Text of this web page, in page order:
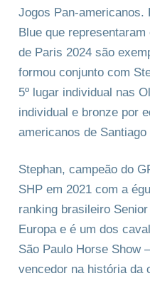
Jogos Pan-americanos.
Blue que
de Paris 2024 são
formou conjunto com
5º lugar individual nas
individual e bronze por
americanos de Santiago
Stephan, campeão do
SHP em 2021 com a
ranking brasileiro
Europa e é um dos
São Paulo Horse Show
vencedor na história da